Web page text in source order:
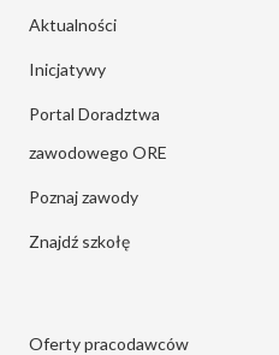
Aktualności
Inicjatywy
Portal Doradztwa
zawodowego ORE
Poznaj zawody
Znajdź szkołę
Oferty pracodawców